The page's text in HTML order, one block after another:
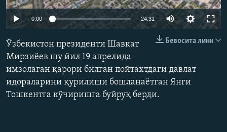
Auto 480p
1080p
0:00 24:31
480p
Бевосита линк
Ўзбекистон президенти Шавкат
Мирзиёев шу йил 19 апрелида
имзолаган қарори билган пойтахтдаги давлат
идораларини қурилиши бошланаётган Янги
Тошкентга кўчиришга буйруқ берди.